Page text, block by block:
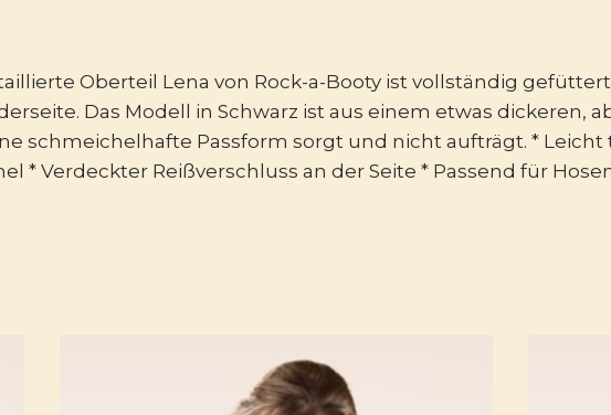
Oberteil Lena von Rock-a-Booty ist vollständig
Das Modell in Schwarz ist aus einem etwas dickeren,
schmeichelhafte Passform sorgt und nicht aufträgt. *
* Verdeckter Reißverschluss an der Seite * Passend für